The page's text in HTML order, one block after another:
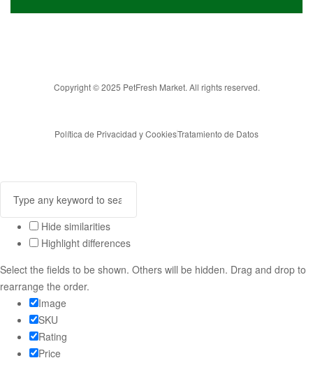
Copyright © 2025 PetFresh Market. All rights reserved.
Política de Privacidad y CookiesTratamiento de Datos
Hide similarities
Highlight differences
Select the fields to be shown. Others will be hidden. Drag and drop to
rearrange the order.
Image
SKU
Rating
Price